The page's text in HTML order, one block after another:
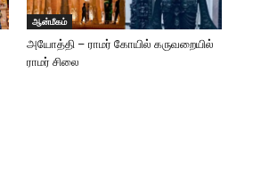
ஆன்மீகம்
அயோத்தி – ராமர் கோயில் கருவறையில்
ராமர் சிலை